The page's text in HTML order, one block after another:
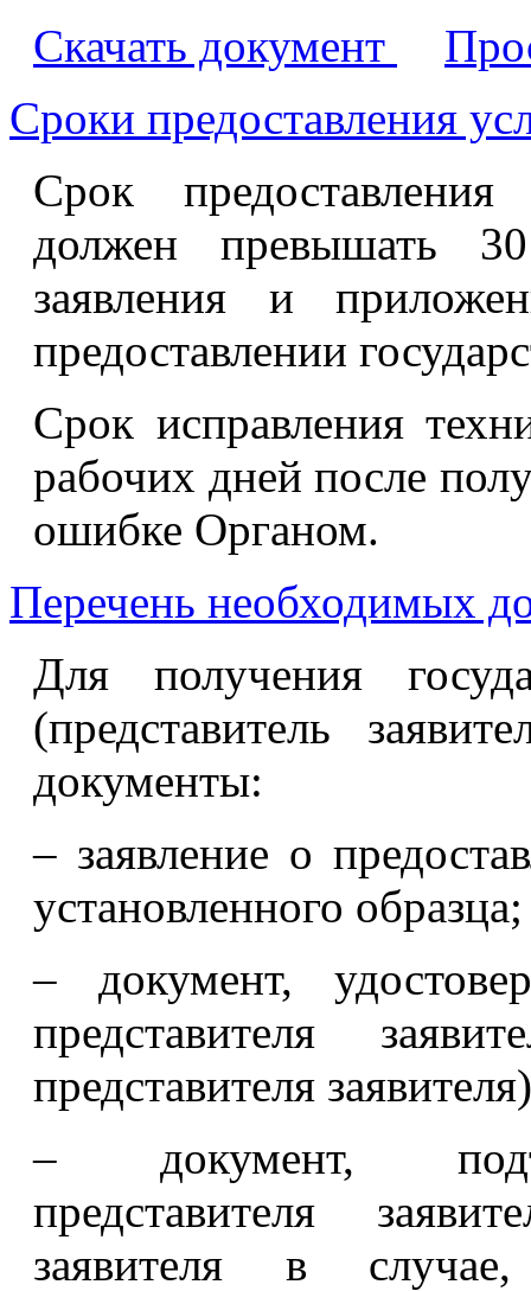
Скачать документ
Сроки предоставления
Срок
должен превышать
заявления и
предоставлении
Срок исправления
рабочих дней после
ошибке Органом.
Перечень необходимых
Для получения
(представитель
документы:
– заявление о
установленного образца;
– документ,
представителя
представителя
– документ,
представителя
заявителя в